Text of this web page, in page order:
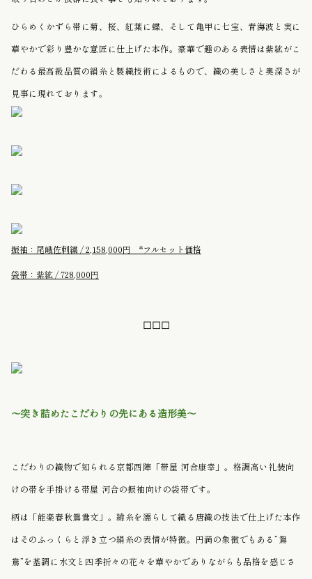
ひらめくかずら帯に菊、桜、紅葉に蝶、そして亀甲に七宝、青海波と実に
華やかで彩り豊かな意匠に仕上げた本作。豪華で趣のある表情は紫絋がこ
だわる最高級品質の絹糸と製織技術によるもので、織の美しさと奥深さが
見事に現れております。
振袖：尾峨佐刺繍 / 2,158,000円 *フルセット価格
袋帯：紫絋 / 728,000円
◻︎◻︎◻︎
〜突き詰めたこだわりの先にある造形美〜
こだわりの織物で知られる京都西陣「帯屋 河合康幸」。格調高い礼装向
けの帯を手掛ける帯屋 河合の振袖向けの袋帯です。
柄は「能楽春秋鴛鴦文」。緯糸を濡らして織る唐織の技法で仕上げた本作
はそのふっくらと浮き立つ絹糸の表情が特徴。円満の象徴でもある”鴛
鴦”を基調に水文と四季折々の花々を華やかでありながらも品格を感じさ